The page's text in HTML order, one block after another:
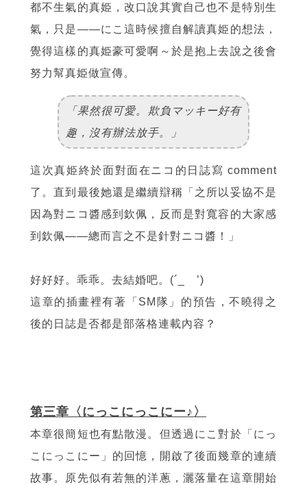
都不生氣的真姫，改口說其實自己也不是特別生
氣，只是——にこ這時候擅自解讀真姫的想法，
覺得這樣的真姫豪可愛啊～於是抱上去說之後會
努力幫真姫做宣傳。
「果然很可愛。欺負マッキー好有
趣，沒有辦法放手。」
這次真姫終於面對面在ニコ的日誌寫 comment
了。直到最後她還是繼續辯稱「之所以妥協不是
因為對ニコ醬感到欽佩，反而是對寬容的大家感
到欽佩——總而言之不是針對ニコ醬！」
好好好。乖乖。去結婚吧。(´_ゝ’)
這章的插畫裡有著「SM隊」的預告，不曉得之
後的日誌是否都是部落格連載內容？
第三章〈にっこにっこにー♪〉
本章很簡短也有點散漫。但透過にこ對於「にっ
こにっこにー」的回憶，開啟了後面幾章的連續
故事。原先似有若無的洋蔥，灑落量在這章開始